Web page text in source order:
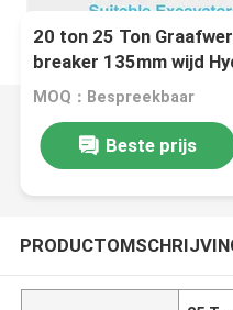
20 ton 25 Ton
breaker 135mm wijd
HB20G
MOQ：Bespreekbaar
Beste prijs